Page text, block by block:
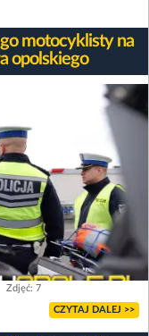
motocyklisty na
opolskiego
Zdjęć: 7
CZYTAJ DALEJ >>